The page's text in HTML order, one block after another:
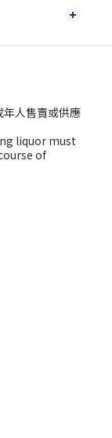
年人售賣或供應
liquor must
of